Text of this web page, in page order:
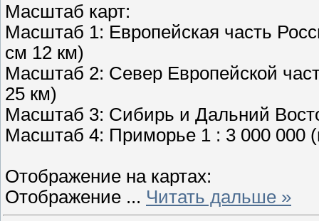
Масштаб карт:
Масштаб 1: Европейская часть
см 12 км)
Масштаб 2: Север Европейской
25 км)
Масштаб 3: Сибирь и Дальний
Масштаб 4: Приморье 1 : 3 000 000
Отображение на картах:
Отображение ... Читать дальше »